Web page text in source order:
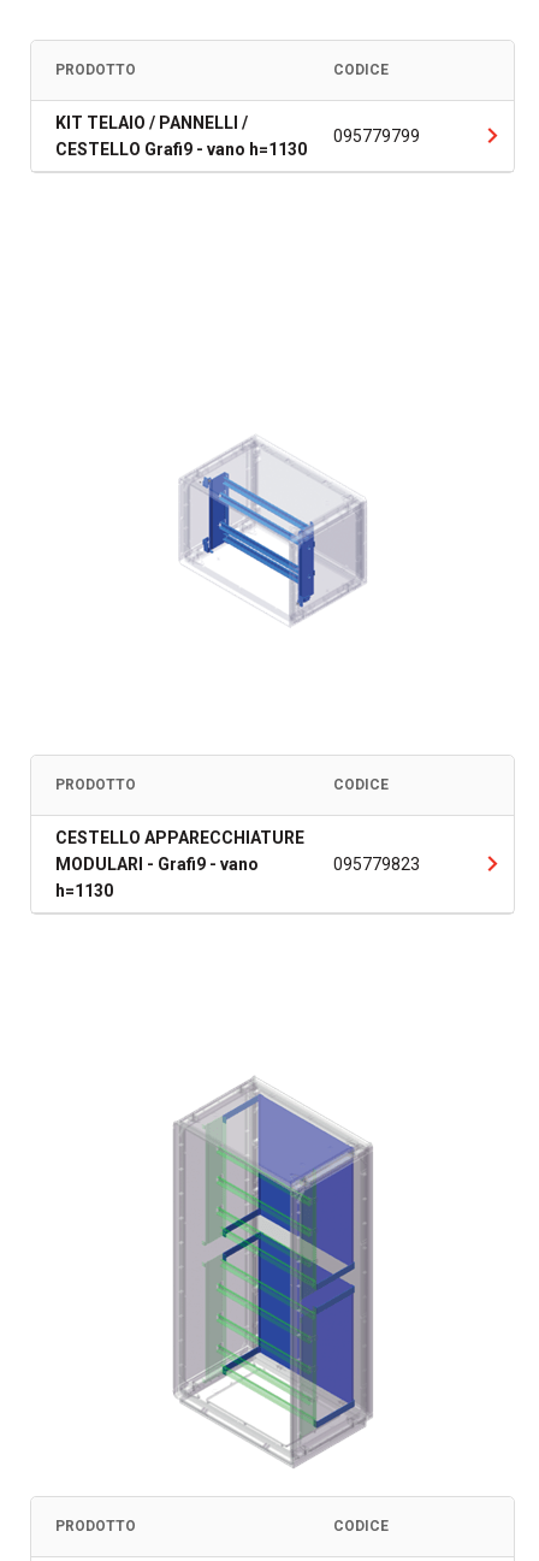
PRODOTTO CODICE
KIT TELAIO / PANNELLI /
CESTELLO Grafi9 - vano h=1130
095779799
PRODOTTO CODICE
CESTELLO APPARECCHIATURE
MODULARI - Grafi9 - vano
h=1130
095779823
PRODOTTO CODICE